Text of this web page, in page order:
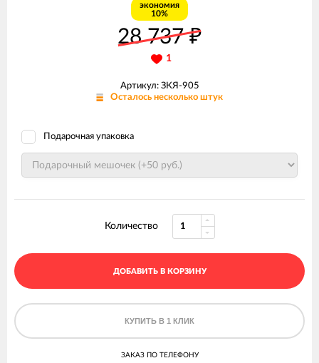
экономия
10%
28 737₽
1
Артикул: ЗКЯ-905
Осталось несколько штук
Подарочная упаковка
Количество
ДОБАВИТЬ В КОРЗИНУ
КУПИТЬ В 1 КЛИК
ЗАКАЗ ПО ТЕЛЕФОНУ